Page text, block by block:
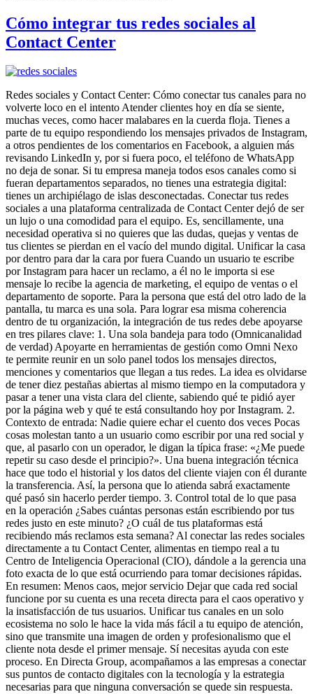
Cómo integrar tus redes sociales al
Contact Center
Redes sociales y Contact Center: Cómo conectar tus canales para no
volverte loco en el intento Atender clientes hoy en día se siente,
muchas veces, como hacer malabares en la cuerda floja. Tienes a
parte de tu equipo respondiendo los mensajes privados de Instagram,
a otros pendientes de los comentarios en Facebook, a alguien más
revisando LinkedIn y, por si fuera poco, el teléfono de WhatsApp
no deja de sonar. Si tu empresa maneja todos esos canales como si
fueran departamentos separados, no tienes una estrategia digital:
tienes un archipiélago de islas desconectadas. Conectar tus redes
sociales a una plataforma centralizada de Contact Center dejó de ser
un lujo o una comodidad para el equipo. Es, sencillamente, una
necesidad operativa si no quieres que las dudas, quejas y ventas de
tus clientes se pierdan en el vacío del mundo digital. Unificar la casa
por dentro para dar la cara por fuera Cuando un usuario te escribe
por Instagram para hacer un reclamo, a él no le importa si ese
mensaje lo recibe la agencia de marketing, el equipo de ventas o el
departamento de soporte. Para la persona que está del otro lado de la
pantalla, tu marca es una sola. Para lograr esa misma coherencia
dentro de tu organización, la integración de tus redes debe apoyarse
en tres pilares clave: 1. Una sola bandeja para todo (Omnicanalidad
de verdad) Apoyarte en herramientas de gestión como Omni Nexo
te permite reunir en un solo panel todos los mensajes directos,
menciones y comentarios que llegan a tus redes. La idea es olvidarse
de tener diez pestañas abiertas al mismo tiempo en la computadora y
pasar a tener una vista clara del cliente, sabiendo qué te pidió ayer
por la página web y qué te está consultando hoy por Instagram. 2.
Contexto de entrada: Nadie quiere echar el cuento dos veces Pocas
cosas molestan tanto a un usuario como escribir por una red social y
que, al pasarlo con un operador, le digan la típica frase: «¿Me puede
repetir su caso desde el principio?». Una buena integración técnica
hace que todo el historial y los datos del cliente viajen con él durante
la transferencia. Así, la persona que lo atienda sabrá exactamente
qué pasó sin hacerlo perder tiempo. 3. Control total de lo que pasa
en la operación ¿Sabes cuántas personas están escribiendo por tus
redes justo en este minuto? ¿O cuál de tus plataformas está
recibiendo más reclamos esta semana? Al conectar las redes sociales
directamente a tu Contact Center, alimentas en tiempo real a tu
Centro de Inteligencia Operacional (CIO), dándole a la gerencia una
foto exacta de lo que está ocurriendo para tomar decisiones rápidas.
En resumen: Menos caos, mejor servicio Dejar que cada red social
funcione por su cuenta es una receta directa para el caos operativo y
la insatisfacción de tus usuarios. Unificar tus canales en un solo
ecosistema no solo le hace la vida más fácil a tu equipo de atención,
sino que transmite una imagen de orden y profesionalismo que el
cliente nota desde el primer mensaje. Sí necesitas ayuda con este
proceso. En Directa Group, acompañamos a las empresas a conectar
sus puntos de contacto digitales con la tecnología y la estrategia
necesarias para que ninguna conversación se quede sin respuesta.